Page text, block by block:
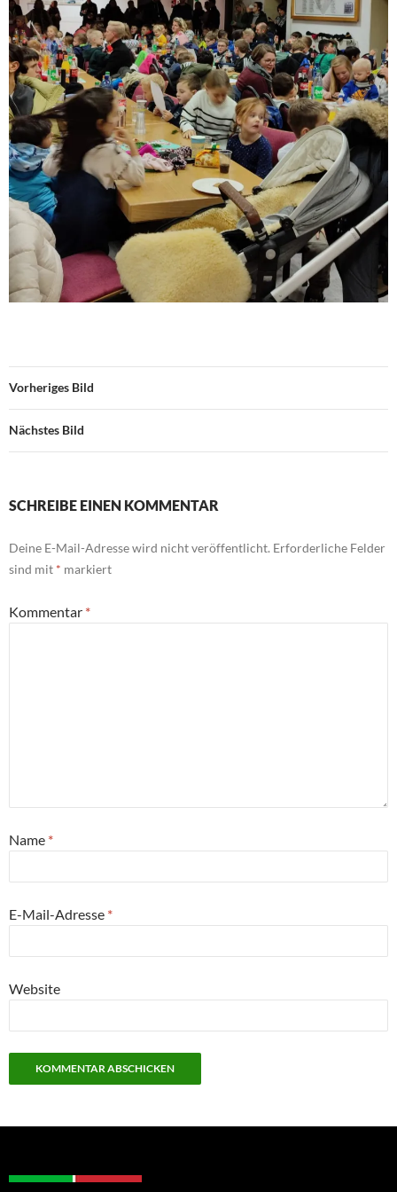
Vorheriges Bild
Nächstes Bild
SCHREIBE EINEN KOMMENTAR
Deine E-Mail-Adresse wird nicht veröffentlicht. Erforderliche Felder
sind mit * markiert
Kommentar *
Name *
E-Mail-Adresse *
Website